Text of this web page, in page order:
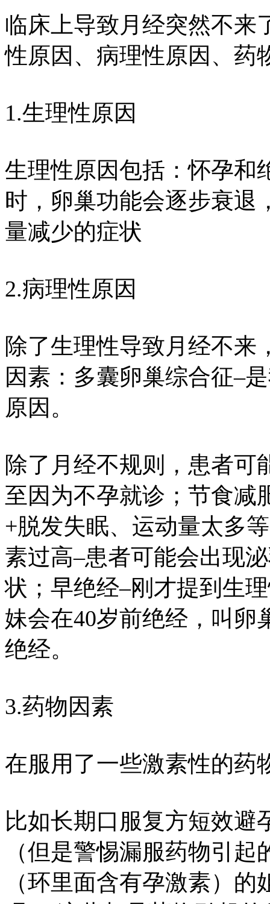
临床上导致月经突然不来
性原因、病理性原因、药
1.生理性原因
生理性原因包括：怀孕和
时，卵巢功能会逐步衰退
量减少的症状
2.病理性原因
除了生理性导致月经不来
因素：多囊卵巢综合征–
原因。
除了月经不规则，患者可
至因为不孕就诊；节食减
+脱发失眠、运动量太多
素过高–患者可能会出现
状；早绝经–刚才提到生
妹会在40岁前绝经，叫卵
绝经。
3.药物因素
在服用了一些激素性的药
比如长期口服复方短效避
（但是警惕漏服药物引
（环里面含有孕激素）